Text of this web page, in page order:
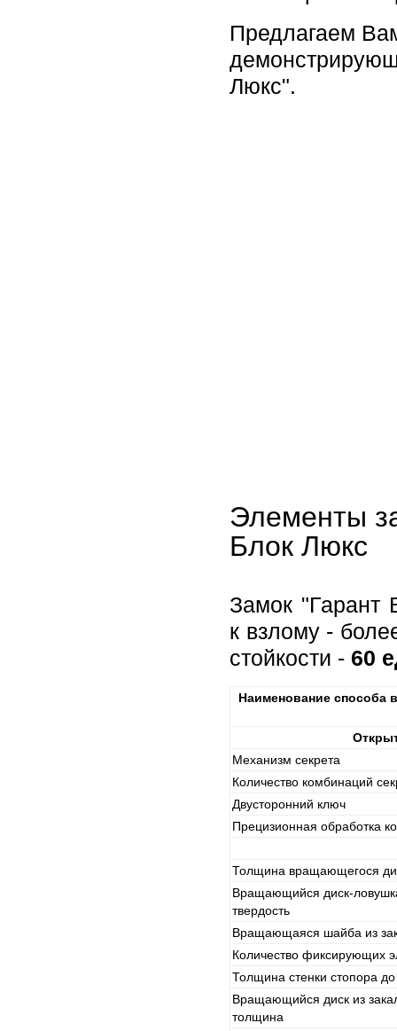
Предлагаем
Люкс".
Элементы
Блок Люкс
Замок "Гарант
к взлому -
стойкости - 60
Наименование способа
Механизм секрета
Количество комбинаций
Двусторонний ключ
Прецизионная обработка
Толщина вращающегося
Вращающийся диск-
твердость
Вращающаяся шайба из
Количество фиксирующих
Толщина стенки стопора
Вращающийся диск из
толщина